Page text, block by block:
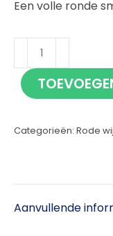
Een volle ronde
Delas
Côtes
Du
75cl
Categorieën: Rode
Aanvullende